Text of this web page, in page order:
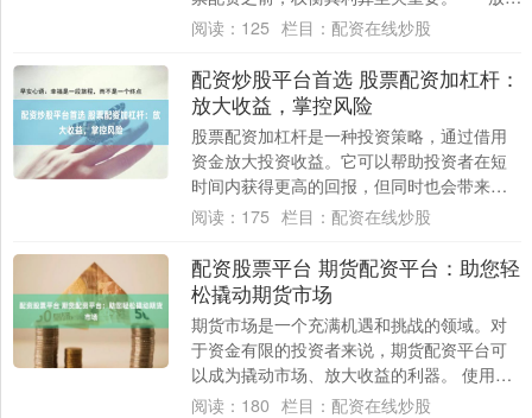
资金量：**配资可以将投资者的资金量放....
阅读： 125 栏目： 配资在线炒股
配资炒股平台首选 股票配资加杠杆：
放大收益，掌控风险
股票配资加杠杆是一种投资策略，通过借用
资金放大投资收益。它可以帮助投资者在短
时间内获得更高的回报，但同时也会带来更
大的风险。 投资者需要向券商申请配资，并
阅读： 175 栏目： 配资在线炒股
配资股票平台 期货配资平台：助您轻
松撬动期货市场
期货市场是一个充满机遇和挑战的领域。对
于资金有限的投资者来说，期货配资平台可
以成为撬动市场、放大收益的利器。 使用股
票配资交易平台的主要优势之一是它可以放
阅读： 180 栏目： 配资在线炒股